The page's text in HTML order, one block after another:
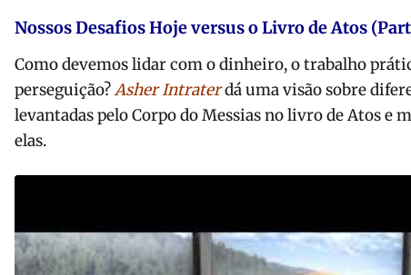
Nossos Desafios Hoje versus o Livro de Atos
Como devemos lidar com o dinheiro, o trabalho
perseguição?Asher Intraterdá uma visão sobre
levantadas pelo Corpo do Messias no livro de Atos e
elas.